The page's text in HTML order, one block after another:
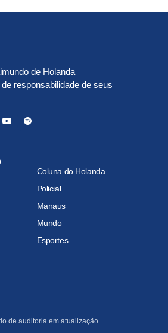
de Holanda
responsabilidade de seus
Coluna do Holanda
Policial
Manaus
Mundo
Esportes
de auditoria em atualização